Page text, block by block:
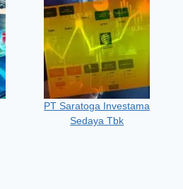
PT Saratoga Investama
Sedaya Tbk